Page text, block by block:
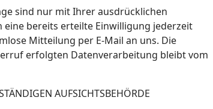
sind nur mit Ihrer ausdrücklichen
eine bereits erteilte Einwilligung jederzeit
Mitteilung per E-Mail an uns. Die
erfolgten Datenverarbeitung bleibt vom
AUFSICHTSBEHÖRDE